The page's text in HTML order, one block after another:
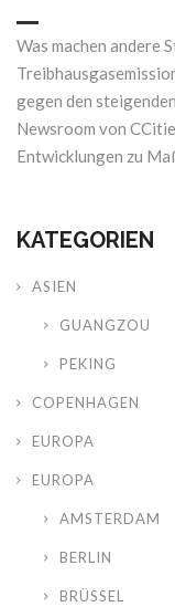
Was machen andere
gegen den
Newsroom von
Entwicklungen zu
KATEGORIEN
ASIEN
GUANGZOU
PEKING
COPENHAGEN
EUROPA
EUROPA
AMSTERDAM
BERLIN
BRÜSSEL